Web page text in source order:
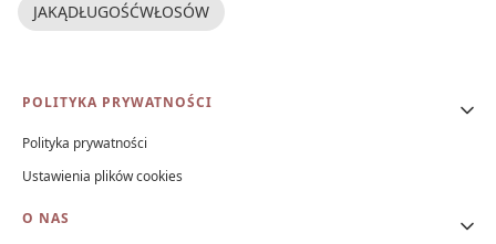
JAKĄDŁUGOŚĆWŁOSÓW
Linki w stopce
POLITYKA PRYWATNOŚCI
Polityka prywatności
Ustawienia plików cookies
O NAS